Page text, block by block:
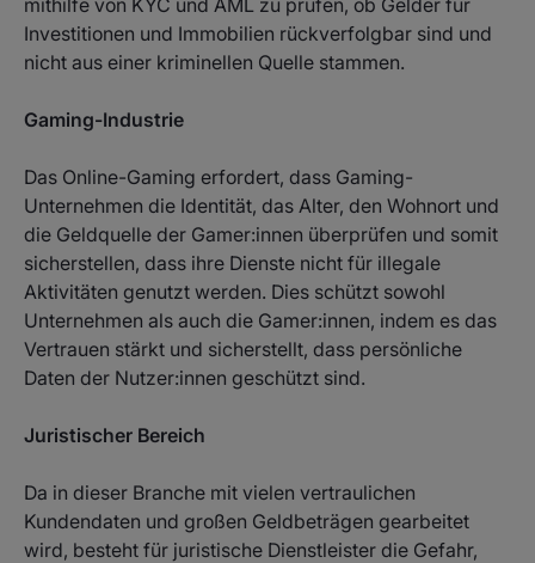
mithilfe von KYC und AML zu prüfen, ob Gelder für
Investitionen und Immobilien rückverfolgbar sind und
nicht aus einer kriminellen Quelle stammen.
Gaming-Industrie
Das Online-Gaming erfordert, dass Gaming-
Unternehmen die Identität, das Alter, den Wohnort und
die Geldquelle der Gamer:innen überprüfen und somit
sicherstellen, dass ihre Dienste nicht für illegale
Aktivitäten genutzt werden. Dies schützt sowohl
Unternehmen als auch die Gamer:innen, indem es das
Vertrauen stärkt und sicherstellt, dass persönliche
Daten der Nutzer:innen geschützt sind.
Juristischer Bereich
Da in dieser Branche mit vielen vertraulichen
Kundendaten und großen Geldbeträgen gearbeitet
wird, besteht für juristische Dienstleister die Gefahr,